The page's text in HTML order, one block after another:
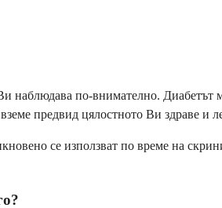
наблюдава по-внимателно.
предвид цялостното Ви здраве и
се използват по време на